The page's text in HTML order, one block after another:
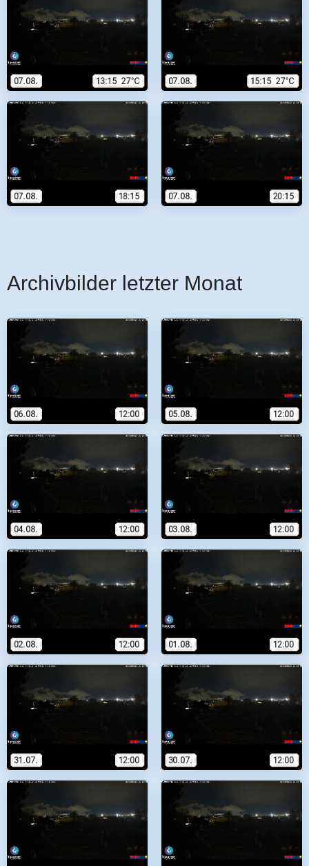
Archivbilder letzter Monat